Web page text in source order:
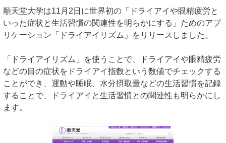
順天堂大学は11月2日に世界初の「ドライアイや眼精疲労と
いった症状と生活習慣の関連性を明らかにする」ためのアプ
リケーション「ドライアイリズム」をリリースしました。
「ドライアイリズム」を使うことで、ドライアイや眼精疲労
などの目の症状をドライアイ指数という数値でチェックする
ことができ、運動や睡眠、水分摂取量などの生活習慣を記録
することで、ドライアイと生活習慣との関連性も明らかにし
ます。